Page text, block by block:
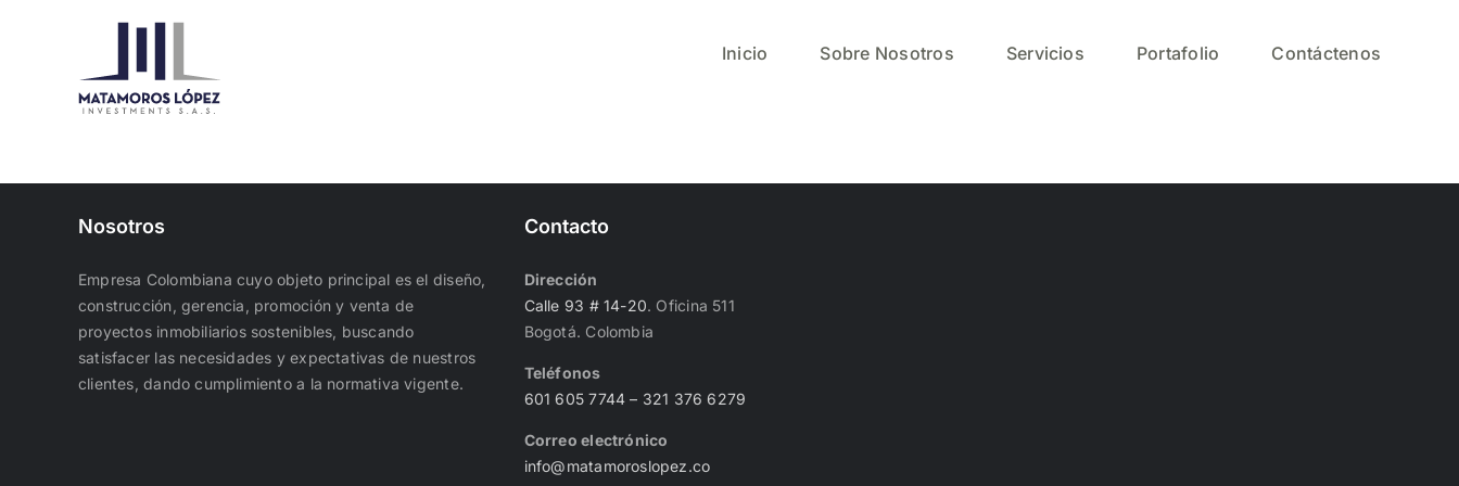
Inicio Sobre Nosotros Servicios Portafolio Contáctenos
Nosotros
Empresa Colombiana cuyo objeto principal es el diseño,
construcción, gerencia, promoción y venta de
proyectos inmobiliarios sostenibles, buscando
satisfacer las necesidades y expectativas de nuestros
clientes, dando cumplimiento a la normativa vigente.
Contacto
Dirección
Calle 93 # 14-20. Oficina 511
Bogotá. Colombia
Teléfonos
601 605 7744 – 321 376 6279
Correo electrónico
info@matamoroslopez.co